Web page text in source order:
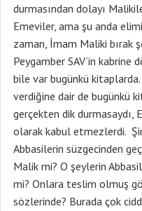
durmasından dolayı
Emeviler, ama şu anda
zaman, İmam Maliki bırak
Peygamber SAV’in
bile var bugünkü kitaplarda.
verdiğine dair de bugünkü
gerçekten dik durmasaydı,
olarak kabul etmezlerdi.
Abbasilerin süzgecinden
Malik mi? O şeylerin
mi? Onlara teslim olmuş
sözlerinde? Burada çok